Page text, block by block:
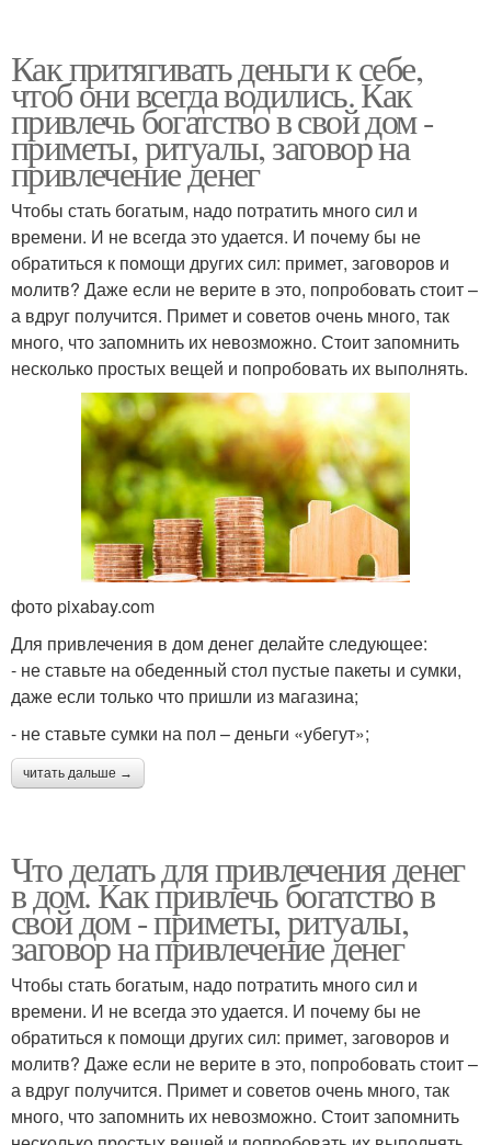
Как притягивать деньги к себе,
чтоб они всегда водились. Как
привлечь богатство в свой дом -
приметы, ритуалы, заговор на
привлечение денег
Чтобы стать богатым, надо потратить много сил и
времени. И не всегда это удается. И почему бы не
обратиться к помощи других сил: примет, заговоров и
молитв? Даже если не верите в это, попробовать стоит –
а вдруг получится. Примет и советов очень много, так
много, что запомнить их невозможно. Стоит запомнить
несколько простых вещей и попробовать их выполнять.
фото pixabay.com
Для привлечения в дом денег делайте следующее:
- не ставьте на обеденный стол пустые пакеты и сумки,
даже если только что пришли из магазина;
- не ставьте сумки на пол – деньги «убегут»;
читать дальше →
Что делать для привлечения денег
в дом. Как привлечь богатство в
свой дом - приметы, ритуалы,
заговор на привлечение денег
Чтобы стать богатым, надо потратить много сил и
времени. И не всегда это удается. И почему бы не
обратиться к помощи других сил: примет, заговоров и
молитв? Даже если не верите в это, попробовать стоит –
а вдруг получится. Примет и советов очень много, так
много, что запомнить их невозможно. Стоит запомнить